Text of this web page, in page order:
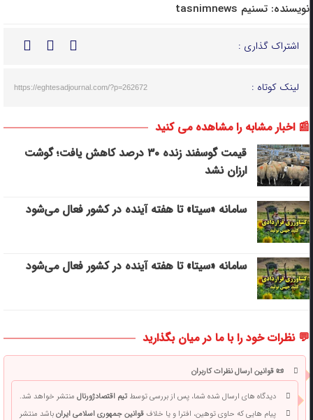
نویسنده: تسنیم tasnimnews
اشتراک گذاری :
لینک کوتاه : https://eghtesadjournal.com/?p=262672
📰 اخبار مشابه را مشاهده می کنید
قیمت گوسفند زنده ۳۰ درصد کاهش یافت؛ گوشت
ارزان نشد
سامانه «سیتا» تا هفته آینده در کشور فعال می‌شود
سامانه «سیتا» تا هفته آینده در کشور فعال می‌شود
💬 نظرات خود را با ما در میان بگذارید
📜 قوانین ارسال نظرات کاربران
دیدگاه های ارسال شده شما، پس از بررسی توسطتیم اقتصادژورنالمنتشر خواهد شد.
پیام هایی که حاوی توهین، افترا و یا خلافقوانین جمهوری اسلامی ایرانباشد منتشر